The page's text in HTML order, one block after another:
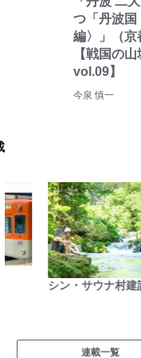
つ「丹波国
編〉」（京
【戦国の
vol.09】
今泉 慎一
シン・サウナ村建設記
連載一覧